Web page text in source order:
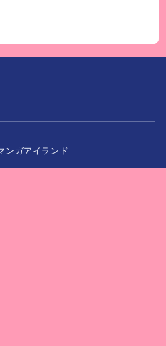
ンガアイランド